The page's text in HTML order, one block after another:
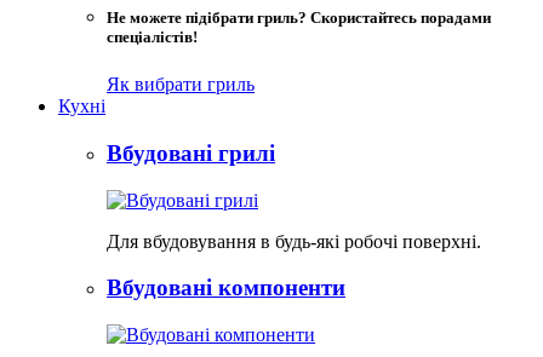
Не можете підібрати гриль? Скористайтесь порадами
спеціалістів!
Як вибрати гриль
Кухні
Вбудовані грилі
Для вбудовування в будь-які робочі поверхні.
Вбудовані компоненти